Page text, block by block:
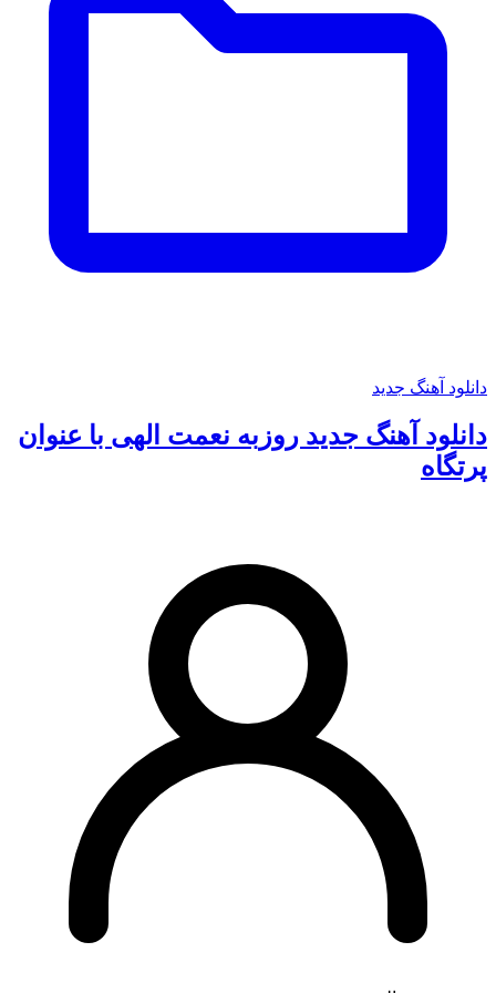
دانلود آهنگ جدید
دانلود آهنگ جدید روزبه نعمت الهی با عنوان
پرتگاه